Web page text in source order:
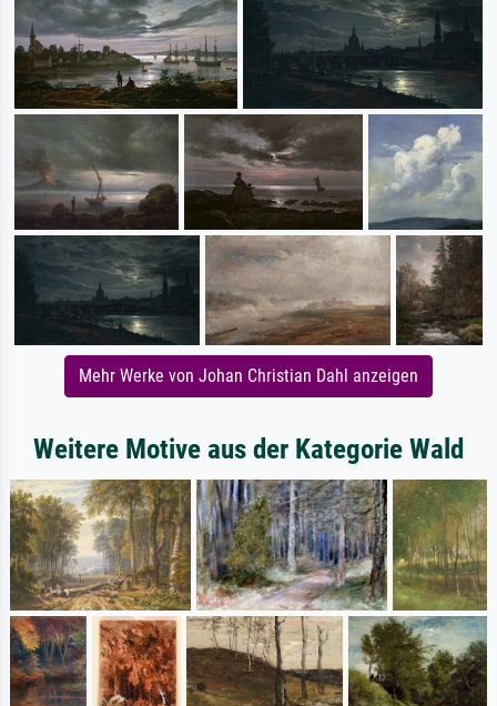
Mehr Werke von Johan Christian Dahl anzeigen
Weitere Motive aus der Kategorie Wald